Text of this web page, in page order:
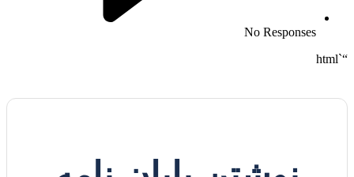
No Responses
“`html